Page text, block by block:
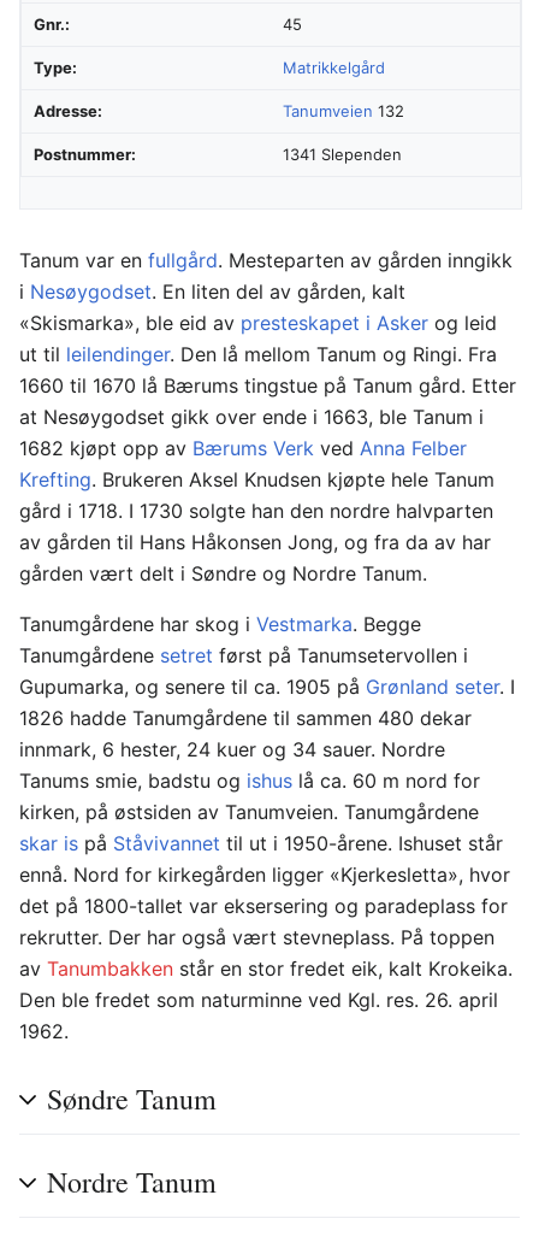
Gnr.: 45
Type: Matrikkelgård
Adresse: Tanumveien 132
Postnummer: 1341 Slependen
Tanum var en fullgård. Mesteparten av gården inngikk
i Nesøygodset. En liten del av gården, kalt
«Skismarka», ble eid av presteskapet i Asker og leid
ut til leilendinger. Den lå mellom Tanum og Ringi. Fra
1660 til 1670 lå Bærums tingstue på Tanum gård. Etter
at Nesøygodset gikk over ende i 1663, ble Tanum i
1682 kjøpt opp av Bærums Verk ved Anna Felber
Krefting. Brukeren Aksel Knudsen kjøpte hele Tanum
gård i 1718. I 1730 solgte han den nordre halvparten
av gården til Hans Håkonsen Jong, og fra da av har
gården vært delt i Søndre og Nordre Tanum.
Tanumgårdene har skog i Vestmarka. Begge
Tanumgårdene setret først på Tanumsetervollen i
Gupumarka, og senere til ca. 1905 på Grønland seter. I
1826 hadde Tanumgårdene til sammen 480 dekar
innmark, 6 hester, 24 kuer og 34 sauer. Nordre
Tanums smie, badstu og ishus lå ca. 60 m nord for
kirken, på østsiden av Tanumveien. Tanumgårdene
skar is på Ståvivannet til ut i 1950-årene. Ishuset står
ennå. Nord for kirkegården ligger «Kjerkesletta», hvor
det på 1800-tallet var eksersering og paradeplass for
rekrutter. Der har også vært stevneplass. På toppen
av Tanumbakken står en stor fredet eik, kalt Krokeika.
Den ble fredet som naturminne ved Kgl. res. 26. april
1962.
Søndre Tanum
Nordre Tanum